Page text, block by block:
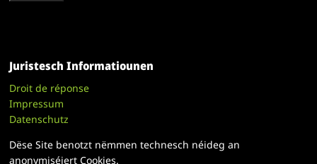
Juristesch Informatiounen
Droit de réponse
Impressum
Datenschutz
Dëse Site benotzt nëmmen technesch néideg an
anonymiséiert Cookies.